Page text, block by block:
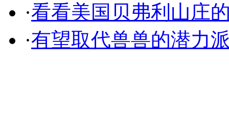
·看看美国贝弗利山庄
·有望取代兽兽的潜力